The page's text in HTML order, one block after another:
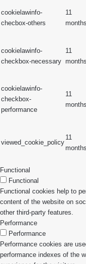
cookielawinfo-
checbox-others
11
months
cookielawinfo-
checkbox-necessary
11
months
cookielawinfo-
checkbox-
performance
11
months
viewed_cookie_policy
11
months
Functional
Functional
Functional cookies help to
content of the website on
other third-party features.
Performance
Performance
Performance cookies are
performance indexes of the